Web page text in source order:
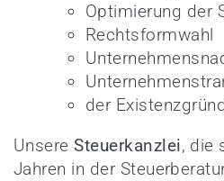
Optimierung der
Rechtsformwahl
der
UnsereSteuerkanzlei, die
Jahren in der